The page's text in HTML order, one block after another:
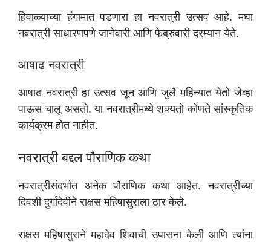
हिवाळ्याच्या हंगामात पडणारा हा नवरात्री उत्सव आहे. मघा
नवरात्री साधारणपणे जानेवारी आणि फेब्रुवारी दरम्यान येते.
आषाढ नवरात्री
आषाढ नवरात्री हा उत्सव जून आणि जुलै महिन्यात येतो जेव्हा
पाऊस चालू असतो. या नवरात्रीमध्ये शक्यतो कोणते सांस्कृतिक
कार्यक्रम होत नाहीत.
नवरात्री बद्दल पौराणिक कथा
नवरात्रीसंदर्भात अनेक पौराणिक कथा आहेत. नवरात्रीच्या
दिवशी दुर्गादेवीने राक्षस महिषासुराला ठार केले.
राक्षस महिषासुराने महादेव शिवाची उपासना केली आणि त्यांना